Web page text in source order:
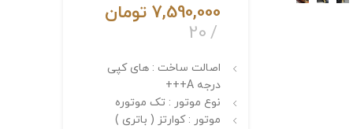
7,590,000 تومان
20
اصالت ساخت : های کپی
درجه A+++
نوع موتور : تک موتوره
موتور : کوارتز ( باتری )